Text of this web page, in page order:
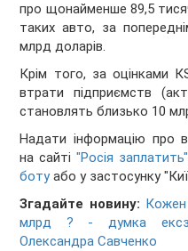
про щонайменше 89,5
таких авто, за
млрд доларів.
Крім того, за оцінками
втрати підприємств
становлять близько 10
Надати інформацію про
на сайті "Росія заплатить"
ботуабо у застосунку
Згадайте новину: Кожен
млрд ? - думка
Олександра Савченко